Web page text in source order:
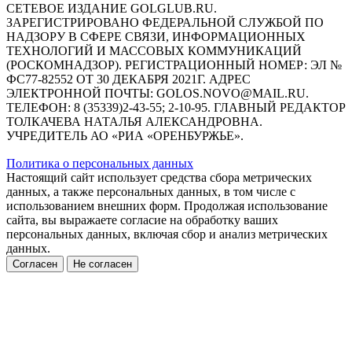
СЕТЕВОЕ ИЗДАНИЕ GOLGLUB.RU.
ЗАРЕГИСТРИРОВАНО ФЕДЕРАЛЬНОЙ СЛУЖБОЙ ПО
НАДЗОРУ В СФЕРЕ СВЯЗИ, ИНФОРМАЦИОННЫХ
ТЕХНОЛОГИЙ И МАССОВЫХ КОММУНИКАЦИЙ
(РОСКОМНАДЗОР). РЕГИСТРАЦИОННЫЙ НОМЕР: ЭЛ №
ФС77-82552 ОТ 30 ДЕКАБРЯ 2021Г. АДРЕС
ЭЛЕКТРОННОЙ ПОЧТЫ: GOLOS.NOVO@MAIL.RU.
ТЕЛЕФОН: 8 (35339)2-43-55; 2-10-95. ГЛАВНЫЙ РЕДАКТОР
ТОЛКАЧЕВА НАТАЛЬЯ АЛЕКСАНДРОВНА.
УЧРЕДИТЕЛЬ АО «РИА «ОРЕНБУРЖЬЕ».
Политика о персональных данных
Настоящий сайт использует средства сбора метрических
данных, а также персональных данных, в том числе с
использованием внешних форм. Продолжая использование
сайта, вы выражаете согласие на обработку ваших
персональных данных, включая сбор и анализ метрических
данных.
Согласен Не согласен